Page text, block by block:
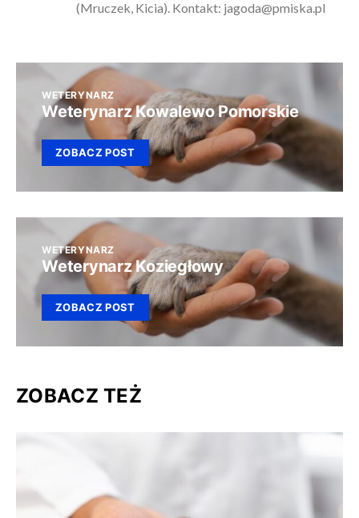
(Mruczek, Kicia). Kontakt: jagoda@pmiska.pl
WETERYNARZ
Weterynarz Kowalewo Pomorskie
ZOBACZ POST
WETERYNARZ
Weterynarz Koziegłowy
ZOBACZ POST
ZOBACZ TEŻ